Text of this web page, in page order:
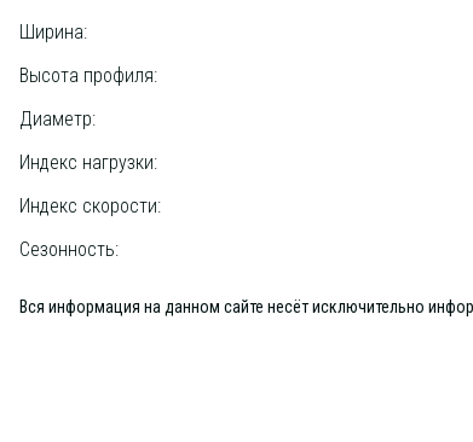
Ширина:
Высота профиля:
Диаметр:
Индекс нагрузки:
Индекс скорости:
Сезонность:
Вся информация на данном сайте несёт исключительно